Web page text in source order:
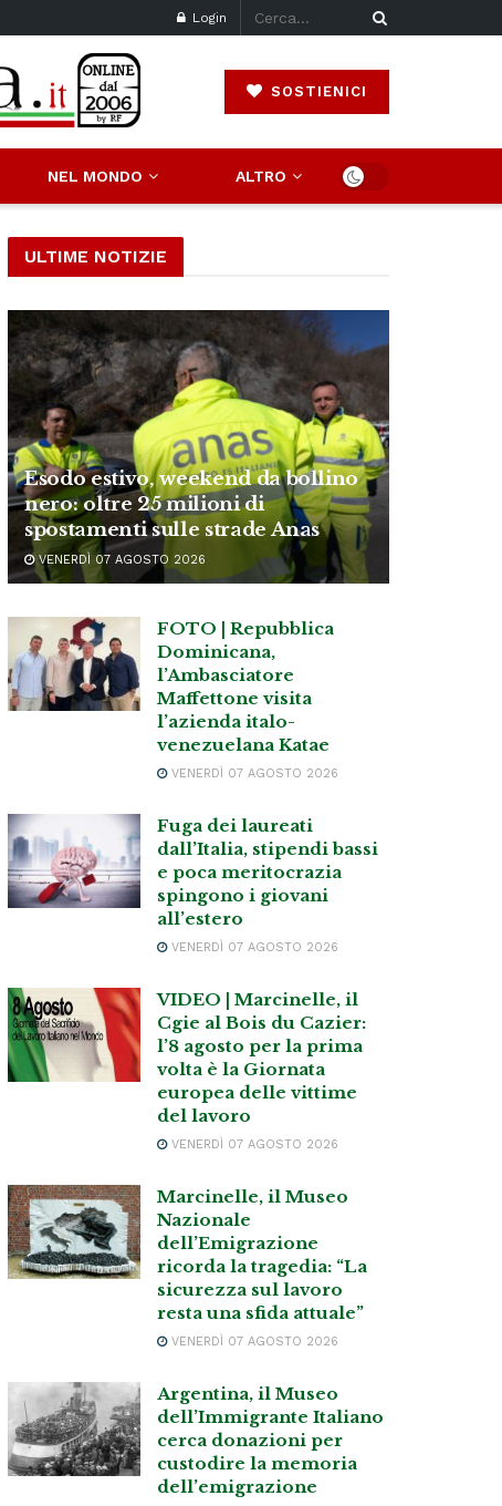
Login
SOSTIENICI
NEL MONDO ALTRO
ULTIME NOTIZIE
Esodo estivo, weekend da bollino
nero: oltre 25 milioni di
spostamenti sulle strade Anas
VENERDÌ 07 AGOSTO 2026
FOTO | Repubblica
Dominicana,
l’Ambasciatore
Maffettone visita
l’azienda italo-
venezuelana Katae
VENERDÌ 07 AGOSTO 2026
Fuga dei laureati
dall’Italia, stipendi bassi
e poca meritocrazia
spingono i giovani
all’estero
VENERDÌ 07 AGOSTO 2026
VIDEO | Marcinelle, il
Cgie al Bois du Cazier:
l’8 agosto per la prima
volta è la Giornata
europea delle vittime
del lavoro
VENERDÌ 07 AGOSTO 2026
Marcinelle, il Museo
Nazionale
dell’Emigrazione
ricorda la tragedia: “La
sicurezza sul lavoro
resta una sfida attuale”
VENERDÌ 07 AGOSTO 2026
Argentina, il Museo
dell’Immigrante Italiano
cerca donazioni per
custodire la memoria
dell’emigrazione